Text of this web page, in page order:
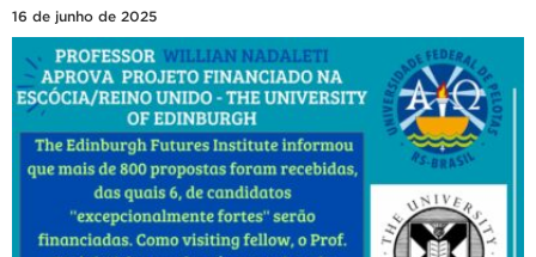
16 de junho de 2025